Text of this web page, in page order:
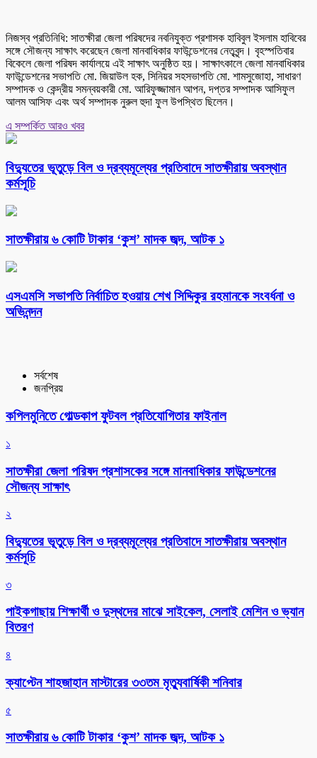
নিজস্ব প্রতিনিধি: সাতক্ষীরা জেলা পরিষদের নবনিযুক্ত প্রশাসক হাবিবুল ইসলাম হাবিবের
সঙ্গে সৌজন্য সাক্ষাৎ করেছেন জেলা মানবাধিকার ফাউন্ডেশনের নেতৃবৃন্দ। বৃহস্পতিবার
বিকেলে জেলা পরিষদ কার্যালয়ে এই সাক্ষাৎ অনুষ্ঠিত হয়। সাক্ষাৎকালে জেলা মানবাধিকার
ফাউন্ডেশনের সভাপতি মো. জিয়াউল হক, সিনিয়র সহসভাপতি মো. শামসুজোহা, সাধারণ
সম্পাদক ও কেন্দ্রীয় সমন্বয়কারী মো. আরিফুজ্জামান আপন, দপ্তর সম্পাদক আসিফুল
আলম আসিফ এবং অর্থ সম্পাদক নুরুল হুদা ফুল উপস্থিত ছিলেন।
এ সম্পর্কিত আরও খবর
বিদ্যুতের ভূতুড়ে বিল ও দ্রব্যমূল্যের প্রতিবাদে সাতক্ষীরায় অবস্থান
কর্মসূচি
সাতক্ষীরায় ৬ কোটি টাকার ‘কুশ’ মাদক জব্দ, আটক ১
এসএমসি সভাপতি নির্বাচিত হওয়ায় শেখ সিদ্দিকুর রহমানকে সংবর্ধনা ও
অভিনন্দন
সর্বশেষ
জনপ্রিয়
কপিলমুনিতে গোল্ডকাপ ফুটবল প্রতিযোগিতার ফাইনাল
১
সাতক্ষীরা জেলা পরিষদ প্রশাসকের সঙ্গে মানবাধিকার ফাউন্ডেশনের
সৌজন্য সাক্ষাৎ
২
বিদ্যুতের ভূতুড়ে বিল ও দ্রব্যমূল্যের প্রতিবাদে সাতক্ষীরায় অবস্থান
কর্মসূচি
৩
পাইকগাছায় শিক্ষার্থী ও দুস্থদের মাঝে সাইকেল, সেলাই মেশিন ও ভ্যান
বিতরণ
৪
ক্যাপ্টেন শাহজাহান মাস্টারের ৩৩তম মৃত্যুবার্ষিকী শনিবার
৫
সাতক্ষীরায় ৬ কোটি টাকার ‘কুশ’ মাদক জব্দ, আটক ১